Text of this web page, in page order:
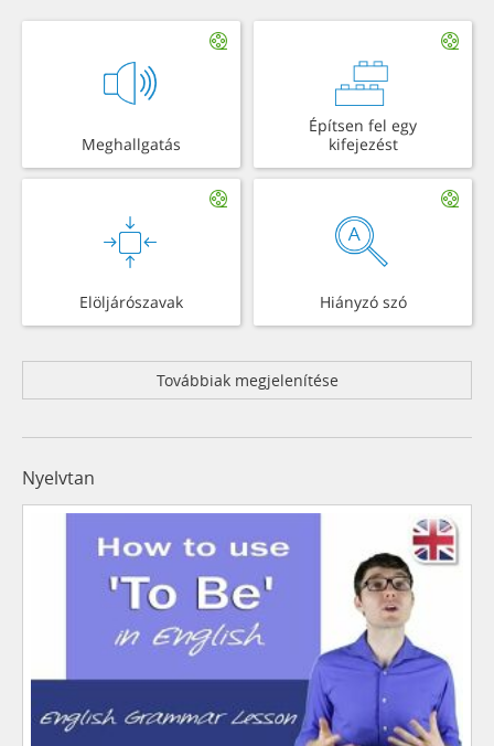
Meghallgatás
Építsen fel egy
kifejezést
Elöljárószavak Hiányzó szó
Továbbiak megjelenítése
Nyelvtan